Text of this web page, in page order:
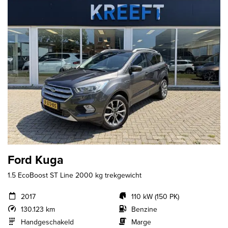
Ford Kuga
1.5 EcoBoost ST Line 2000 kg trekgewicht
2017
130.123 km
Handgeschakeld
110 kW (150 PK)
Benzine
Marge